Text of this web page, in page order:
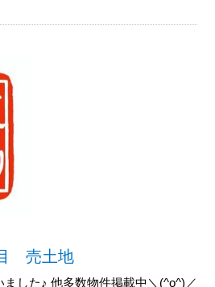
売土地
ました♪ 他多数物件掲載中＼(^o^)／